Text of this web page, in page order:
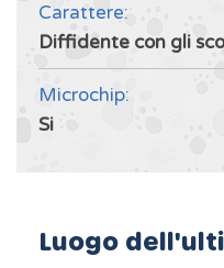
Carattere:
Diffidente con gli
Microchip:
Si
Luogo